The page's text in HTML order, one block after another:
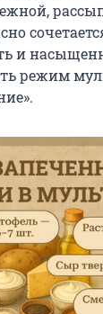
и
режим